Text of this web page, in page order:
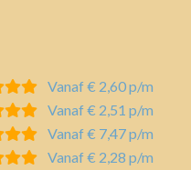
Vanaf € 2,60 p/m
Vanaf € 2,51 p/m
Vanaf € 7,47 p/m
Vanaf € 2,28 p/m